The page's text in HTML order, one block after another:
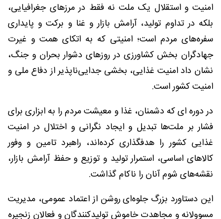
امنیت و استقلال یک ملت نه فقط در مرزهای جغرافیایی،
بلکه در تداوم تولید، آرامش بازار و غنا و برکت و پایداری
سفره‌های مردم است؛ امنیتی که به اتکای همت و غیرت
جهادگران بخش کشاورزی در روزهای دشوار بحران و جنگ،
نشان داد امنیت غذایی، بخشی جدایی‌ناپذیر از دفاع ملی و
امنیت کشور است.
در دوره ای که دشمنان، غذا و معیشت مردم را به ابزاری برای
فشار بر ملت‌ها تبدیل و ایجاد نگرانی و اختلال در امنیت
غذایی کشور را هدفگذاری کرده‌اند، راهبرد تامین و وفور
کالاهای اساسی، استمرار تولید و توزیع و حفظ آرامش بازار،
نقشه‌های شوم آنان را ناکام گذاشت.
این دستاورد بزرگ جلوه‌ای روشن از اعتماد عمومی، مدیریت
مسوولانه و مجاهدت خاموش تولیدکنندگان و فعالان زنجیره